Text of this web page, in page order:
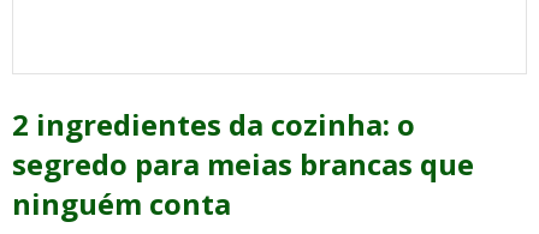
2 ingredientes da cozinha: o
segredo para meias brancas que
ninguém conta